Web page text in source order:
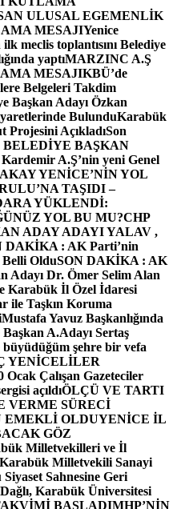
ULUSAL EGEMENLİK
MESAJIYenice
meclis toplantısını Belediye
yaptıMARZINC A.Ş
MESAJIKBÜ’de
Belgeleri Takdim
Başkan Adayı Özkan
BulunduKarabük
Projesini AçıkladıSon
BAŞKAN
A.Ş’nin yeni Genel
YENİCE’NİN YOL
TAŞIDI –
YÜKLENDİ:
YOL BU MU?CHP
ADAY ADAYI YALAV ,
DAKİKA : AK Parti’nin
OlduSON DAKİKA : AK
Adayı Dr. Ömer Selim Alan
Karabük İl Özel İdaresi
ile Taşkın Koruma
Yavuz Başkanlığında
A.Adayı Sertaş
şehre bir vefa
YENİCELİLER
Ocak Çalışan Gazeteciler
açıldıÖLÇÜ VE TARTI
VERME SÜRECİ
EMEKLİ OLDUYENİCE İL
GÖZ
Milletvekilleri ve İl
Milletvekili Sanayi
Siyaset Sahnesine Geri
Karabük Üniversitesi
BAŞLADIMHP’NİN